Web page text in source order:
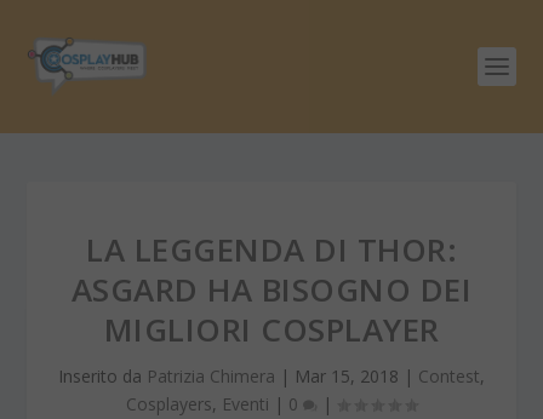
LA LEGGENDA DI THOR:
ASGARD HA BISOGNO DEI
MIGLIORI COSPLAYER
Inserito da Patrizia Chimera | Mar 15, 2018 | Contest,
Cosplayers, Eventi | 0 |